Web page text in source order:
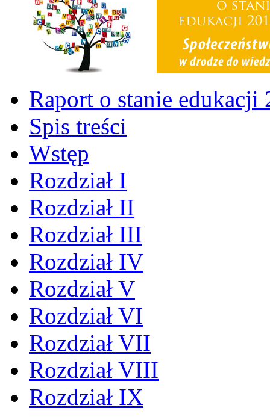
Raport o stanie edukacji
Spis treści
Wstęp
Rozdział I
Rozdział II
Rozdział III
Rozdział IV
Rozdział V
Rozdział VI
Rozdział VII
Rozdział VIII
Rozdział IX